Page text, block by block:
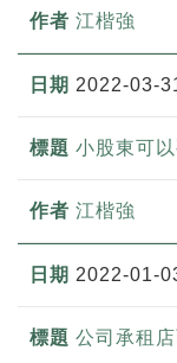
江楷強
2022-03-
小股東可
江楷強
2022-01-
公司承租